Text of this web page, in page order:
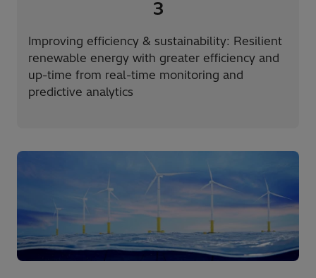
3
Improving efficiency & sustainability: Resilient
renewable energy with greater efficiency and
up-time from real-time monitoring and
predictive analytics